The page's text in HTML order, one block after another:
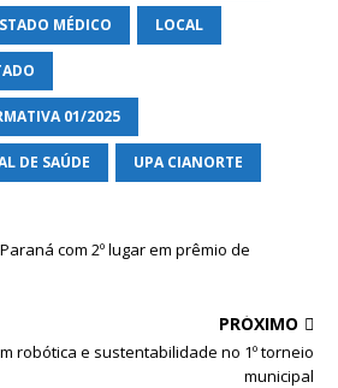
MÉDICO LOCAL
01/2025
DE SAÚDE UPA CIANORTE
com 2º lugar em prêmio de
PRÓXIMO
robótica e sustentabilidade no 1º torneio
municipal